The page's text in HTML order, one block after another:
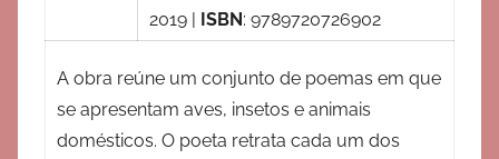
2019 | ISBN: 9789720726902
A obra reúne um conjunto de poemas em que
se apresentam aves, insetos e animais
domésticos. O poeta retrata cada um dos